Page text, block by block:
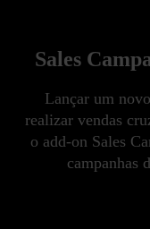
Sales
Lançar um
realizar vendas
o add-on Sales
campanhas